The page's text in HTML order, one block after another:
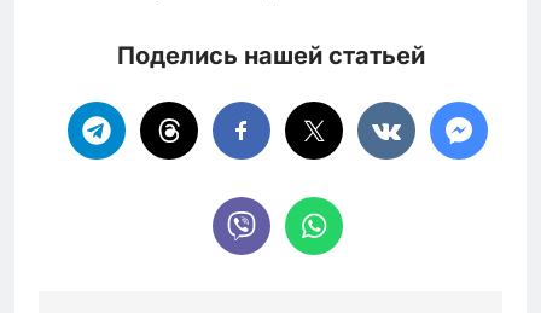
Поделись нашей статьей